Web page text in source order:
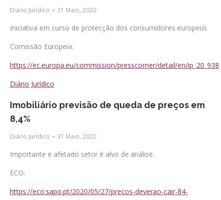
Diário Jurídico 31 Maio, 2020
Iniciativa em curso de protecção dos consumidores europeus
Comissão Europeia:
https://ec.europa.eu/commission/presscorner/detail/en/ip_20_938
Diário Jurídico
Imobiliário previsão de queda de preços em
8,4%
Diário Jurídico 31 Maio, 2020
Importante e afetado setor é alvo de análise.
ECO:
https://eco.sapo.pt/2020/05/27/precos-deverao-cair-84-